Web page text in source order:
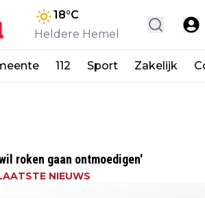
18°C
Heldere Hemel
112 Sport Zakelijk
roken gaan ontmoedigen'
NIEUWS